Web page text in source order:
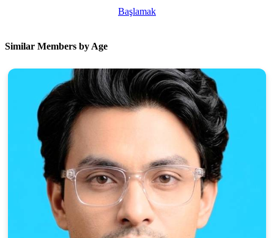
Başlamak
Similar Members by Age